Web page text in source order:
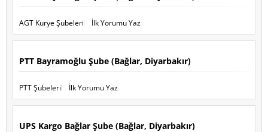
AGT Kurye Şubeleri İlk Yorumu Yaz
PTT Bayramoğlu Şube (Bağlar, Diyarbakır)
PTT Şubeleri İlk Yorumu Yaz
UPS Kargo Bağlar Şube (Bağlar, Diyarbakır)